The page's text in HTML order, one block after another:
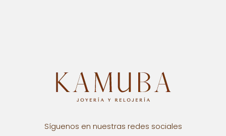
Síguenos en nuestras redes sociales